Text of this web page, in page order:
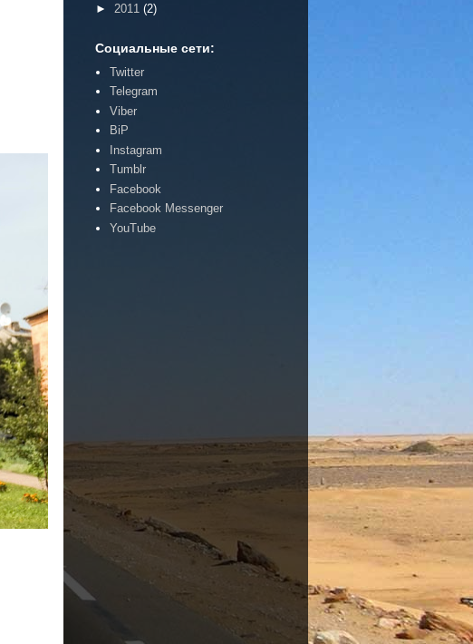
► 2011 (2)
Социальные сети:
Twitter
Telegram
Viber
BiP
Instagram
Tumblr
Facebook
Facebook Messenger
YouTube